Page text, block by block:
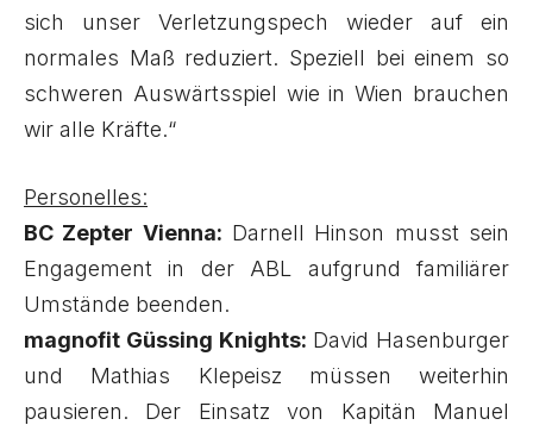
sich unser Verletzungspech wieder auf ein
normales Maß reduziert. Speziell bei einem so
schweren Auswärtsspiel wie in Wien brauchen
wir alle Kräfte.“
Personelles:
BC Zepter Vienna: Darnell Hinson musst sein
Engagement in der ABL aufgrund familiärer
Umstände beenden.
magnofit Güssing Knights: David Hasenburger
und Mathias Klepeisz müssen weiterhin
pausieren. Der Einsatz von Kapitän Manuel